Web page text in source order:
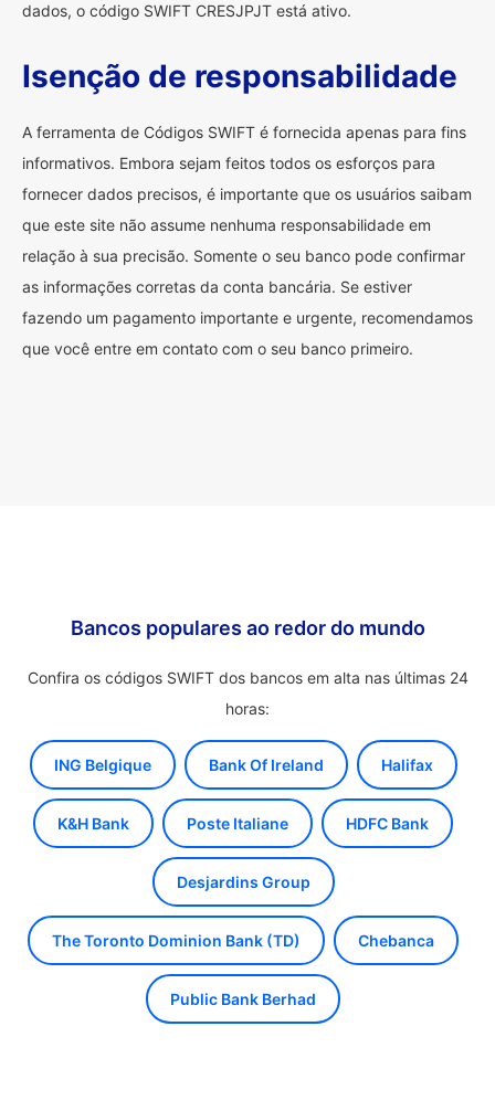
dados, o código SWIFT CRESJPJT está ativo.
Isenção de responsabilidade
A ferramenta de Códigos SWIFT é fornecida apenas para fins
informativos. Embora sejam feitos todos os esforços para
fornecer dados precisos, é importante que os usuários saibam
que este site não assume nenhuma responsabilidade em
relação à sua precisão. Somente o seu banco pode confirmar
as informações corretas da conta bancária. Se estiver
fazendo um pagamento importante e urgente, recomendamos
que você entre em contato com o seu banco primeiro.
Bancos populares ao redor do mundo
Confira os códigos SWIFT dos bancos em alta nas últimas 24
horas:
ING Belgique Bank Of Ireland Halifax
K&H Bank Poste Italiane HDFC Bank
Desjardins Group
The Toronto Dominion Bank (TD) Chebanca
Public Bank Berhad